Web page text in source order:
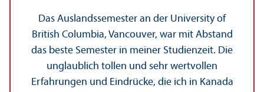
Das Auslands­semester an der University of
British Columbia, Vancouver, war mit Abstand
das beste Semester in meiner Studien­zeit. Die
unglaublich tollen und sehr wertvollen
Erfahrungen und Eindrücke, die ich in Kanada